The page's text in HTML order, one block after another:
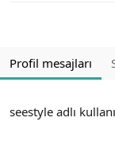
Profil mesajları
seestyle adlı